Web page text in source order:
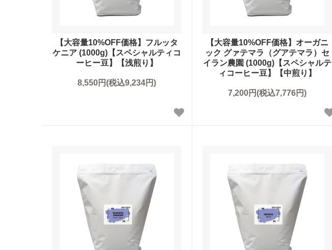
【大容量10%OFF価格】フルッタ
ケニア (1000g)【スペシャルティコ
ーヒー豆】【浅煎り】
8,550円(税込9,234円)
【大容量10%OFF価格】オーガニ
ック グァテマラ（グアテマラ）セ
イラン農園 (1000g)【スペシャルテ
ィコーヒー豆】【中煎り】
7,200円(税込7,776円)